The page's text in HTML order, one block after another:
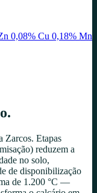
0,08% Cu 0,18% Mn
Zarcos. Etapas
reduzem a
no solo,
de disponibilização
de 1.200 °C —